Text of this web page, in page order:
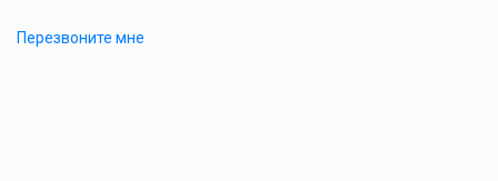
Перезвоните мне